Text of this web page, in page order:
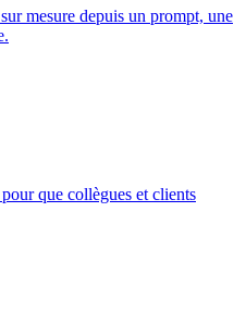
mesure depuis un prompt, une
que collègues et clients